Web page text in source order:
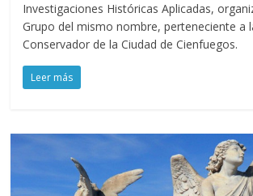
Investigaciones Históricas Aplicadas,
Grupo del mismo nombre, perteneciente a
Conservador de la Ciudad de Cienfuegos.
Leer más